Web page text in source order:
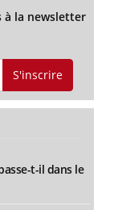
à la newsletter
S'inscrire
t-il dans le